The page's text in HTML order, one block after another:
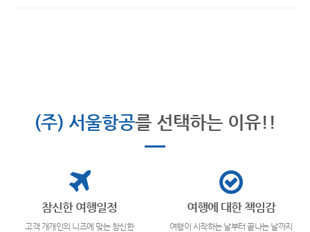
(주) 서울항공를 선택하는 이유!!
참신한 여행일정
고객 개개인의 니즈에 맞는 참신한
여행에 대한 책임감
여행이 시작하는 날부터 끝나는 날까지